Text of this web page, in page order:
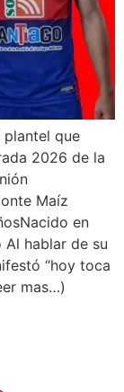
plantel que
2026 de la
Maíz
en
Al hablar de su
“hoy toca
mas…)